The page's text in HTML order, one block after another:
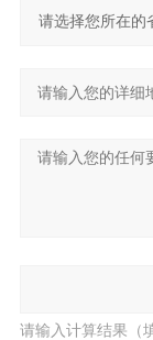
请输入计算结果（